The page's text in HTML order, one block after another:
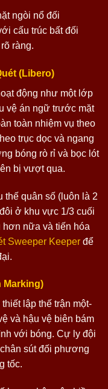
ngòi nổ đối
cấu trúc bất đối
ràng.
(Libero)
động như một lớp
vệ án ngữ trước mặt
toàn nhiệm vụ theo
trục dọc và ngang
bóng rò rỉ và bọc lót
bị vượt qua.
thế quân số (luôn là 2
ở khu vực 1/3 cuối
hơn nữa và tiến hóa
Sweeper Keeper để
Marking)
lập thế trận một-
và hậu vệ biên bám
với bóng. Cự ly đội
sút đối phương
tốc.